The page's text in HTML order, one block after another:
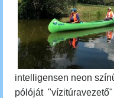
intelligensen neon
pólóját